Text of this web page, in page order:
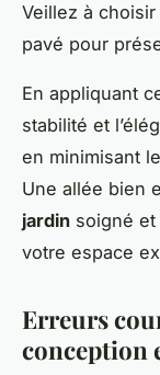
Veillez à
pavé pour
En appliquant
stabilité et
en minimisant
Une allée bien
jardin soigné et
votre espace
Erreurs
conception